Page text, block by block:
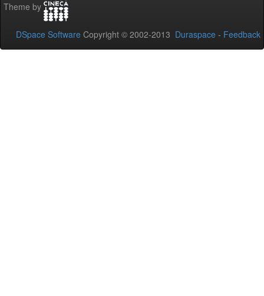
Theme by
DSpace Software Copyright © 2002-2013 Duraspace - Feedback